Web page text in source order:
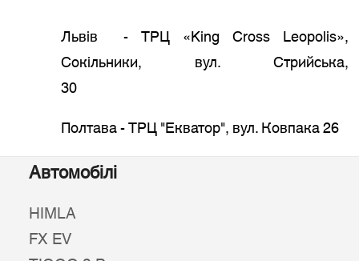
Львів - ТРЦ «King Cross Leopolis»,
Сокільники, вул. Стрийська,
30
Полтава - ТРЦ "Екватор", вул. Ковпака 26
Автомобілі
HIMLA
FX EV